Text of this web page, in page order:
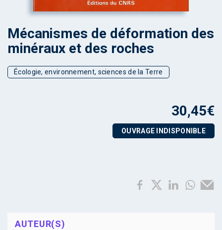
Mécanismes de déformation des
minéraux et des roches
Écologie, environnement, sciences de la Terre
30,45€
OUVRAGE INDISPONIBLE
AUTEUR(S)